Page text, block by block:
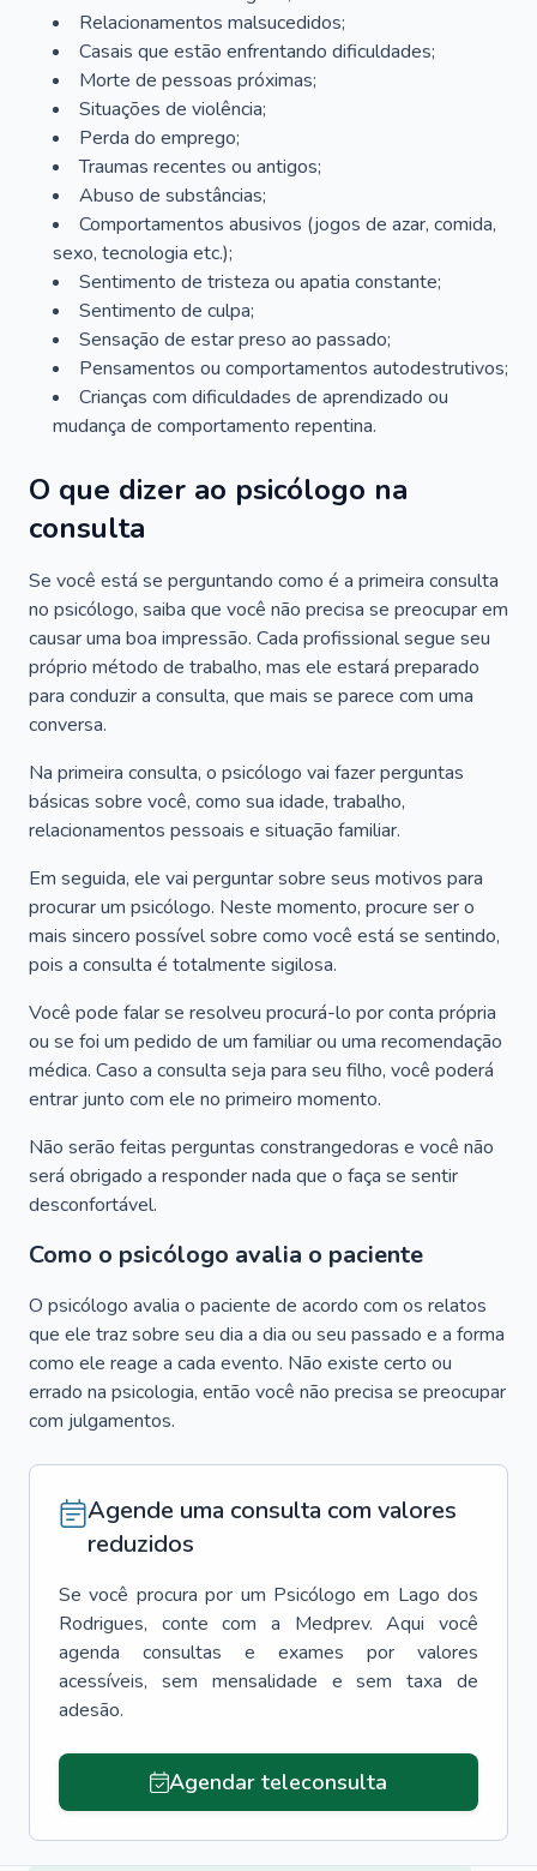
Relacionamentos malsucedidos;
Casais que estão enfrentando dificuldades;
Morte de pessoas próximas;
Situações de violência;
Perda do emprego;
Traumas recentes ou antigos;
Abuso de substâncias;
Comportamentos abusivos (jogos de azar, comida,
sexo, tecnologia etc.);
Sentimento de tristeza ou apatia constante;
Sentimento de culpa;
Sensação de estar preso ao passado;
Pensamentos ou comportamentos autodestrutivos;
Crianças com dificuldades de aprendizado ou
mudança de comportamento repentina.
O que dizer ao psicólogo na
consulta
Se você está se perguntando como é a primeira consulta
no psicólogo, saiba que você não precisa se preocupar em
causar uma boa impressão. Cada profissional segue seu
próprio método de trabalho, mas ele estará preparado
para conduzir a consulta, que mais se parece com uma
conversa.
Na primeira consulta, o psicólogo vai fazer perguntas
básicas sobre você, como sua idade, trabalho,
relacionamentos pessoais e situação familiar.
Em seguida, ele vai perguntar sobre seus motivos para
procurar um psicólogo. Neste momento, procure ser o
mais sincero possível sobre como você está se sentindo,
pois a consulta é totalmente sigilosa.
Você pode falar se resolveu procurá-lo por conta própria
ou se foi um pedido de um familiar ou uma recomendação
médica. Caso a consulta seja para seu filho, você poderá
entrar junto com ele no primeiro momento.
Não serão feitas perguntas constrangedoras e você não
será obrigado a responder nada que o faça se sentir
desconfortável.
Como o psicólogo avalia o paciente
O psicólogo avalia o paciente de acordo com os relatos
que ele traz sobre seu dia a dia ou seu passado e a forma
como ele reage a cada evento. Não existe certo ou
errado na psicologia, então você não precisa se preocupar
com julgamentos.
Agende uma consulta com valores
reduzidos
Se você procura por um Psicólogo em Lago dos
Rodrigues, conte com a Medprev. Aqui você
agenda consultas e exames por valores
acessíveis, sem mensalidade e sem taxa de
adesão.
Agendar teleconsulta